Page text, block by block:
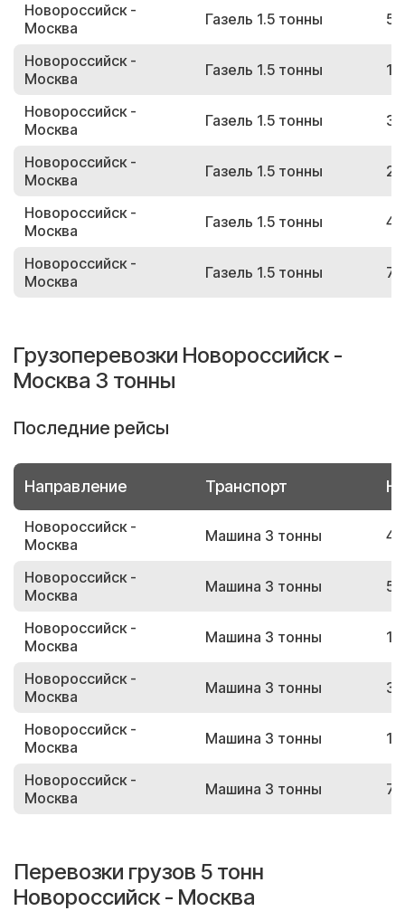
Новороссийск -
Москва
Газель 1.5 тонны
Новороссийск -
Москва
Газель 1.5 тонны
Новороссийск -
Москва
Газель 1.5 тонны
Новороссийск -
Москва
Газель 1.5 тонны
Новороссийск -
Москва
Газель 1.5 тонны
Новороссийск -
Москва
Газель 1.5 тонны
Грузоперевозки Новороссийск -
Москва 3 тонны
Последние рейсы
Направление Транспорт
Новороссийск -
Москва
Машина 3 тонны
Новороссийск -
Москва
Машина 3 тонны
Новороссийск -
Москва
Машина 3 тонны
Новороссийск -
Москва
Машина 3 тонны
Новороссийск -
Москва
Машина 3 тонны
Новороссийск -
Москва
Машина 3 тонны
Перевозки грузов 5 тонн
Новороссийск - Москва